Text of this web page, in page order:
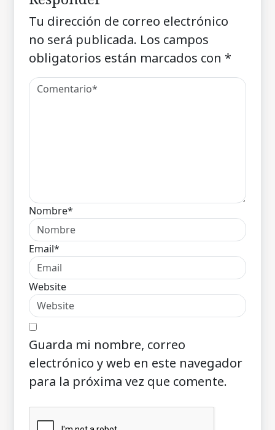
Tu dirección de correo electrónico
no será publicada. Los campos
obligatorios están marcados con *
Nombre*
Email*
Website
Guarda mi nombre, correo
electrónico y web en este navegador
para la próxima vez que comente.